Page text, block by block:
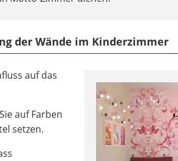
der Wände im Kinderzimmer
auf das
auf Farben
setzen.